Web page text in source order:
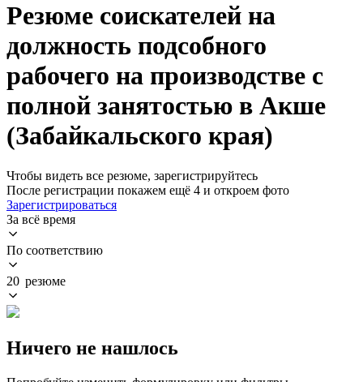
Резюме соискателей на
должность подсобного
рабочего на производстве с
полной занятостью в Акше
(Забайкальского края)
Чтобы видеть все резюме, зарегистрируйтесь
После регистрации покажем ещё 4 и откроем фото
Зарегистрироваться
За всё время
По соответствию
20 резюме
Ничего не нашлось